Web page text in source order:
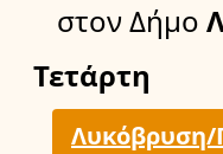
στον Δήμο
Τετάρτη
Λυκόβρυση/